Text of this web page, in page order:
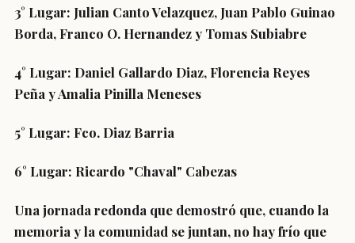
3° Lugar: Julian Canto Velazquez, Juan Pablo Guinao
Borda, Franco O. Hernandez y Tomas Subiabre
4° Lugar: Daniel Gallardo Diaz, Florencia Reyes
Peña y Amalia Pinilla Meneses
5° Lugar: Fco. Diaz Barria
6° Lugar: Ricardo "Chaval" Cabezas
Una jornada redonda que demostró que, cuando la
memoria y la comunidad se juntan, no hay frío que